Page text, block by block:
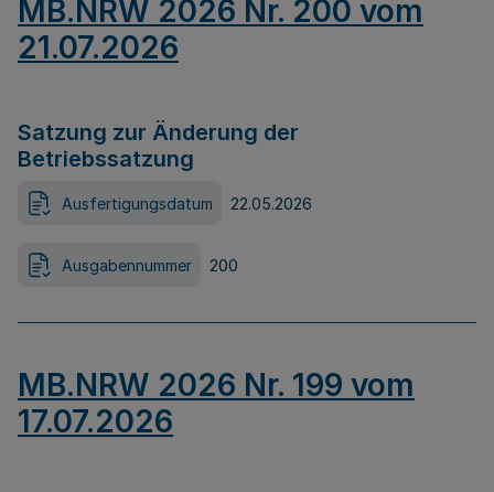
MB.NRW 2026 Nr. 200 vom
21.07.2026
Satzung zur Änderung der
Betriebssatzung
Ausfertigungsdatum 22.05.2026
Ausgabennummer 200
MB.NRW 2026 Nr. 199 vom
17.07.2026